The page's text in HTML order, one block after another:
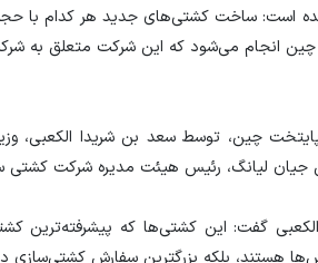
انجام می‌شود که این شرکت متعلق به
پایتخت چین، توسط سعد بن شریدا الکعبی،
جیان لیانگ، رئیس هیئت مدیره شرکت کشتی
الکعبی گفت: این کشتی‌ها که پیشرفته‌ترین
هستند، بلکه بزرگترین سفارش